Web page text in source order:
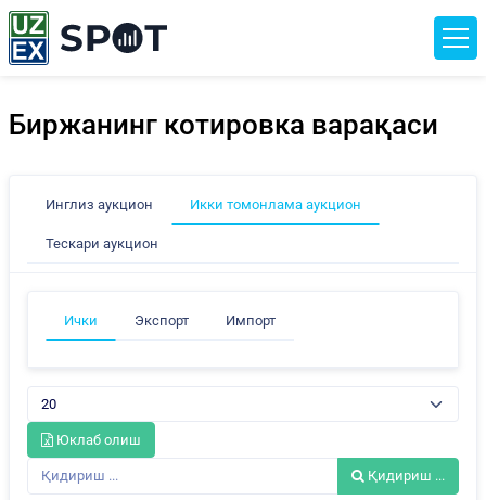
Биржанинг котировка варақаси
Инглиз аукцион Икки томонлама аукцион
Тескари аукцион
Ички Экспорт Импорт
Юклаб олиш
Қидириш ...